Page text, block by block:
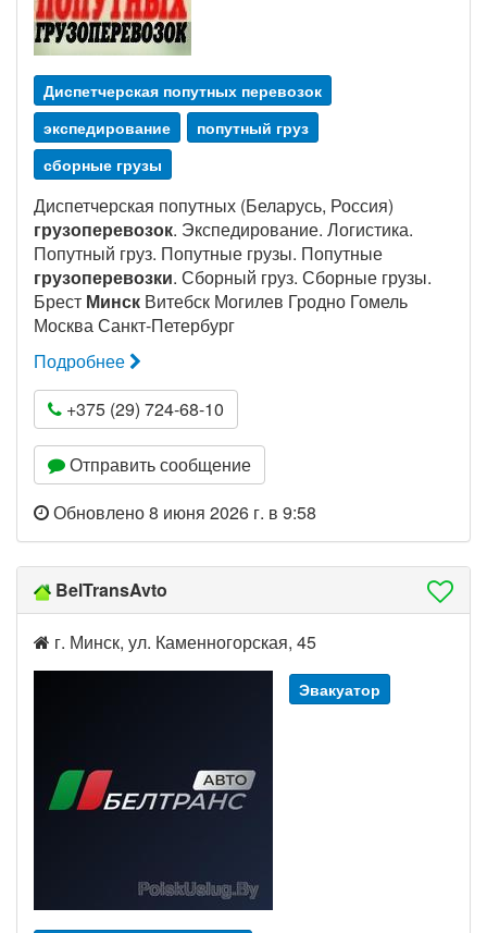
Диспетчерская попутных перевозок
экспедирование
попутный груз
сборные грузы
Диспетчерская попутных (Беларусь, Россия)
грузоперевозок. Экспедирование. Логистика.
Попутный груз. Попутные грузы. Попутные
грузоперевозки. Сборный груз. Сборные грузы.
Брест Минск Витебск Могилев Гродно Гомель
Москва Санкт-Петербург
Подробнее
+375 (29) 724-68-10
Отправить сообщение
Обновлено 8 июня 2026 г. в 9:58
BelTransAvto
г. Минск, ул. Каменногорская, 45
Эвакуатор